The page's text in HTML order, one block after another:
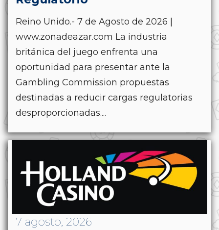
Reino Unido.- 7 de Agosto de 2026 |
www.zonadeazar.com La industria
británica del juego enfrenta una
oportunidad para presentar ante la
Gambling Commission propuestas
destinadas a reducir cargas regulatorias
desproporcionadas....
7 agosto, 2026